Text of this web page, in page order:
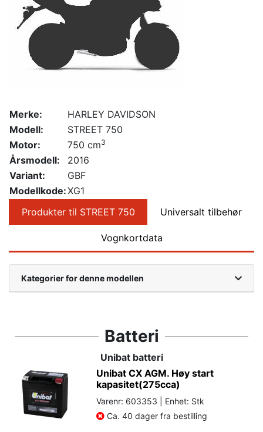
Merke:
HARLEY DAVIDSON
Modell:
STREET 750
Motor:
750 cm3
Årsmodell:
2016
Variant:
GBF
Modellkode:XG1
Produkter til STREET 750
Universalt tilbehør
Vognkortdata
Kategorier for denne modellen
Batteri
Unibat batteri
Unibat CX AGM. Høy start
kapasitet(275cca)
Varenr: 603353 | Enhet: Stk
Ca. 40 dager fra bestilling